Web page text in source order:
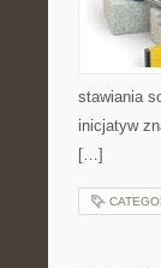
stawiania
inicjatyw
[…]